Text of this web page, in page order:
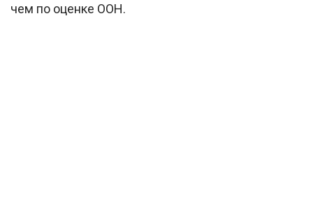
чем по оценке ООН.